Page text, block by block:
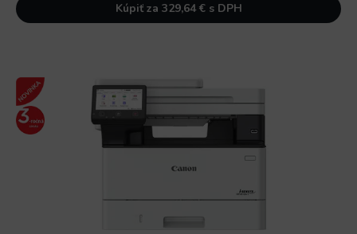
Kúpiť za 329,64 € s DPH